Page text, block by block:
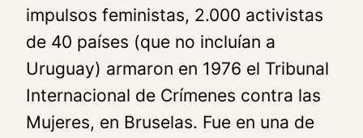
impulsos feministas, 2.000 activistas
de 40 países (que no incluían a
Uruguay) armaron en 1976 el Tribunal
Internacional de Crímenes contra las
Mujeres, en Bruselas. Fue en una de